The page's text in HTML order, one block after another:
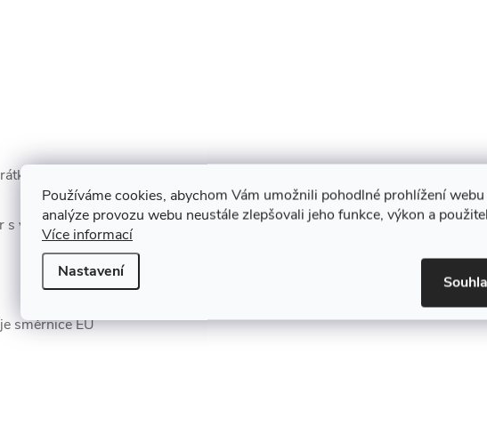
Používáme cookies, abychom Vám umožnili pohodlné prohlížení
analýze provozu webu neustále zlepšovali jeho funkce, výkon a
Více informací
Nastavení
verze), 110 x 45 (dlouhá verze)
s voděodolnou úpravou
směrnice EU